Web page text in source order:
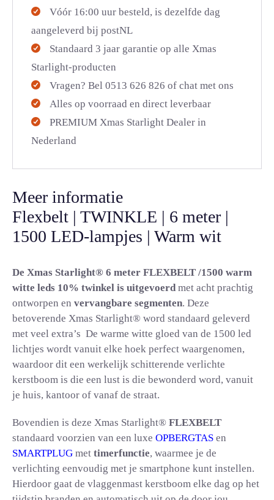
Vóór 16:00 uur besteld, is dezelfde dag
aangeleverd bij postNL
Standaard 3 jaar garantie op alle Xmas
Starlight-producten
Vragen? Bel 0513 626 826 of chat met ons
Alles op voorraad en direct leverbaar
PREMIUM Xmas Starlight Dealer in
Nederland
Meer informatie
Flexbelt | TWINKLE | 6 meter |
1500 LED-lampjes | Warm wit
De Xmas Starlight® 6 meter FLEXBELT /1500 warm
witte leds 10% twinkel is uitgevoerdmet acht prachtig
ontworpen en vervangbare segmenten. Deze
betoverende Xmas Starlight® word standaard geleverd
met veel extra’s De warme witte gloed van de 1500 led
lichtjes wordt vanuit elke hoek perfect waargenomen,
waardoor dit een werkelijk schitterende verlichte
kerstboom is die een lust is die bewonderd word, vanuit
je huis, kantoor of vanaf de straat.
Bovendien is deze Xmas Starlight® FLEXBELT
standaard voorzien van een luxe OPBERGTAS en
SMARTPLUG met timerfunctie, waarmee je de
verlichting eenvoudig met je smartphone kunt instellen.
Hierdoor gaat de vlaggenmast kerstboom elke dag op het